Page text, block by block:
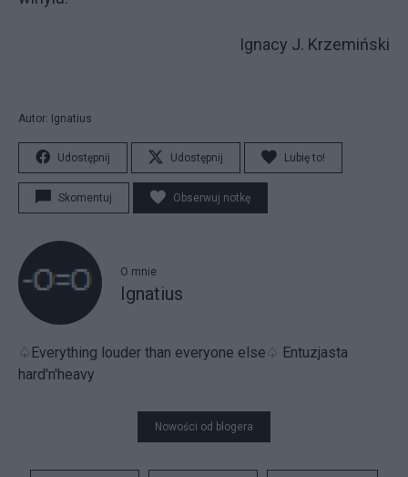
Ignacy J. Krzemiński
Autor: Ignatius
Udostępnij Udostępnij Lubię to!
Skomentuj Obserwuj notkę
O mnie
Ignatius
♤Everything louder than everyone else♤ Entuzjasta
hard'n'heavy
Nowości od blogera